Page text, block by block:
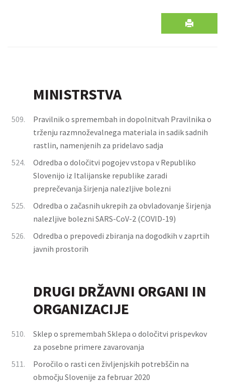
MINISTRSTVA
509.
Pravilnik o spremembah in dopolnitvah Pravilnika o
trženju razmnoževalnega materiala in sadik sadnih
rastlin, namenjenih za pridelavo sadja
524.
Odredba o določitvi pogojev vstopa v Republiko
Slovenijo iz Italijanske republike zaradi
preprečevanja širjenja nalezljive bolezni
525.
Odredba o začasnih ukrepih za obvladovanje širjenja
nalezljive bolezni SARS-CoV-2 (COVID-19)
526.
Odredba o prepovedi zbiranja na dogodkih v zaprtih
javnih prostorih
DRUGI DRŽAVNI ORGANI IN
ORGANIZACIJE
510.
Sklep o spremembah Sklepa o določitvi prispevkov
za posebne primere zavarovanja
511.
Poročilo o rasti cen življenjskih potrebščin na
območju Slovenije za februar 2020